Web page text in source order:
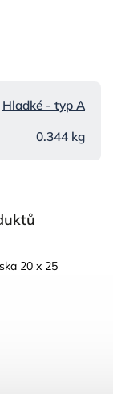
Hladké - typ A
0.344 kg
20 x 25